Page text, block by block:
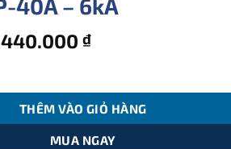
40A – 6kA
Giá
880.000 ₫.
440.000₫Giá
là:
440.000 ₫.
THÊM VÀO GIỎ HÀNG
MUA NGAY